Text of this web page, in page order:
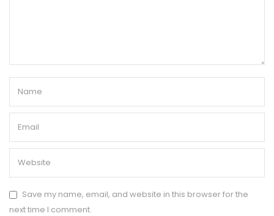
Save my name, email, and website in this browser for the
next time I comment.